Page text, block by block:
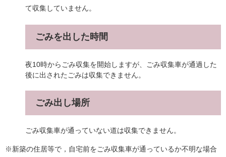
て収集していません。
ごみを出した時間
夜10時からごみ収集を開始しますが、ごみ収集車が通過した
後に出されたごみは収集できません。
ごみ出し場所
ごみ収集車が通っていない道は収集できません。
※新築の住居等で，自宅前をごみ収集車が通っているか不明な場合